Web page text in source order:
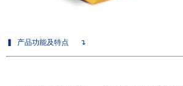
产品功能及特点 ↴